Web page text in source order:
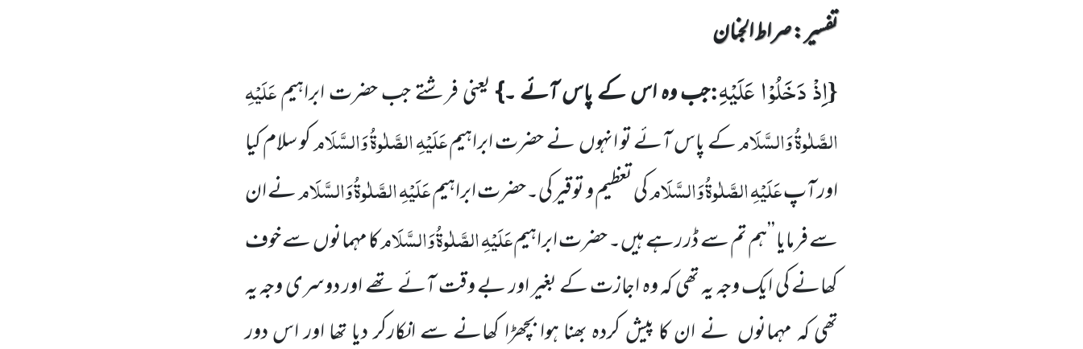
تفسیر : ‎صراط الجنان
{اِذْ دَخَلُوْا عَلَیْهِ:جب وہ اس کے پاس آئے ۔}یعنی فرشتے جب حضرت ابراہیمعَلَیْہِ
الصَّلٰوۃُ وَالسَّلَامکے پاس آئےتو انہوںنے حضرت ابراہیمعَلَیْہِ الصَّلٰوۃُ وَالسَّلَامکو سلام کیا
اور آپعَلَیْہِ الصَّلٰوۃُ وَالسَّلَامکی تعظیم و توقیر کی۔حضرت ابراہیمعَلَیْہِالصَّلٰوۃُ وَالسَّلَامنے ان
سے فرمایا ’’ہم تم سے ڈر رہے ہیں۔ حضرت ابراہیمعَلَیْہِ الصَّلٰوۃُ وَالسَّلَامکا مہمانوںسے خوف
کھانےکی ایک وجہ یہ تھی کہ وہ اجازت کے بغیر اور بے وقت آئے تھے اور دوسری وجہ یہ
تھی کہ مہمانوں نے ان کا پیش کردہ بھنا ہوا بچھڑا کھانے سے انکارکر دیا تھا اور اس دور